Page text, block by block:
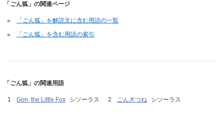
「ごん狐」の関連ページ
「ごん狐」を解説文に含む用語の一覧
「ごん狐」を含む用語の索引
「ごん狐」の関連用語
Gon, the Little Fox シソーラス ごんぎつね シソーラス